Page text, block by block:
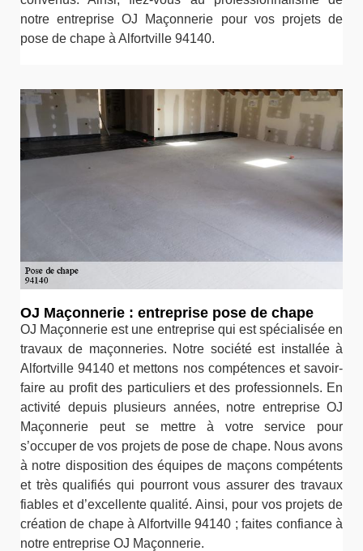
notre entreprise OJ Maçonnerie pour vos projets de
pose de chape à Alfortville 94140.
OJ Maçonnerie : entreprise pose de chape
OJ Maçonnerie est une entreprise qui est spécialisée en
travaux de maçonneries. Notre société est installée à
Alfortville 94140 et mettons nos compétences et savoir-
faire au profit des particuliers et des professionnels. En
activité depuis plusieurs années, notre entreprise OJ
Maçonnerie peut se mettre à votre service pour
s’occuper de vos projets de pose de chape. Nous avons
à notre disposition des équipes de maçons compétents
et très qualifiés qui pourront vous assurer des travaux
fiables et d’excellente qualité. Ainsi, pour vos projets de
création de chape à Alfortville 94140 ; faites confiance à
notre entreprise OJ Maçonnerie.